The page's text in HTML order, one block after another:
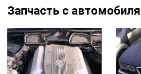
Запчасть с автомобиля